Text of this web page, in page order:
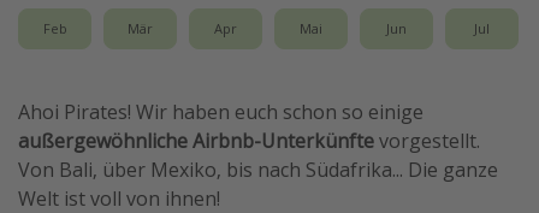
Hotels am Achensee
Reise Journal
Familienurlaub in der Türkei
Feb Mär Apr Mai Jun Jul
Ahoi Pirates! Wir haben euch schon so einige
außergewöhnliche Airbnb-Unterkünftevorgestellt.
Von Bali, über Mexiko, bis nach Südafrika... Die ganze
Welt ist voll von ihnen!